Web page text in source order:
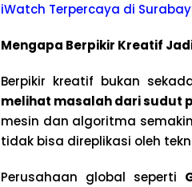
iWatch Terpercaya di
Mengapa Berpikir Kreatif
Berpikir kreatif bukan
melihat masalah dari sudut
mesin dan algoritma
tidak bisa direplikasi oleh
Perusahaan global seperti